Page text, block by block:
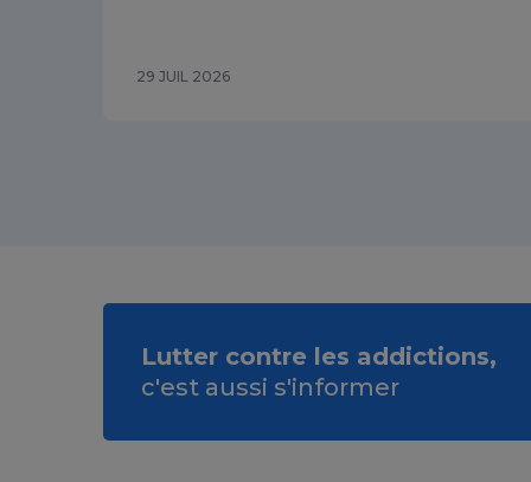
29 JUIL 2026
Lutter contre les addictions,
c'est aussi s'informer